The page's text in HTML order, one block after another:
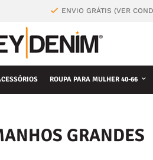
ENVIO GRÁTIS (VER
ROUPA PARA MULHER 40-66
GRANDES